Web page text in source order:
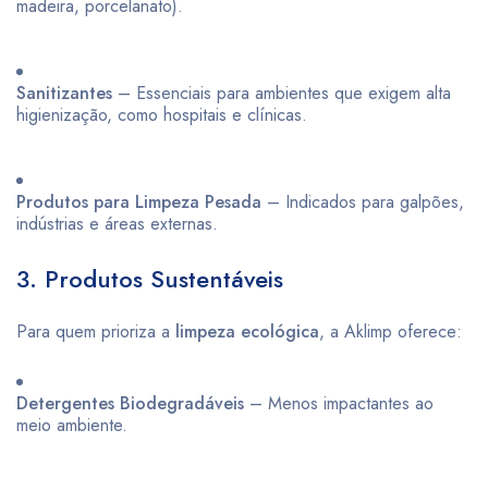
madeira, porcelanato).
Sanitizantes – Essenciais para ambientes que exigem alta
higienização, como hospitais e clínicas.
Produtos para Limpeza Pesada – Indicados para galpões,
indústrias e áreas externas.
3. Produtos Sustentáveis
Para quem prioriza a limpeza ecológica, a Aklimp oferece:
Detergentes Biodegradáveis – Menos impactantes ao
meio ambiente.